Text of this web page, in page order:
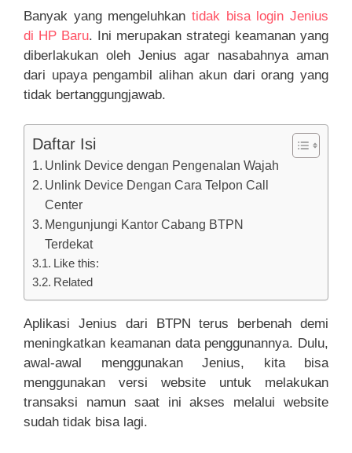
Banyak yang mengeluhkan tidak bisa login Jenius
di HP Baru. Ini merupakan strategi keamanan yang
diberlakukan oleh Jenius agar nasabahnya aman
dari upaya pengambil alihan akun dari orang yang
tidak bertanggungjawab.
Daftar Isi
Unlink Device dengan Pengenalan Wajah
Unlink Device Dengan Cara Telpon Call
Center
Mengunjungi Kantor Cabang BTPN
Terdekat
Like this:
Related
Aplikasi Jenius dari BTPN terus berbenah demi
meningkatkan keamanan data penggunannya. Dulu,
awal-awal menggunakan Jenius, kita bisa
menggunakan versi website untuk melakukan
transaksi namun saat ini akses melalui website
sudah tidak bisa lagi.